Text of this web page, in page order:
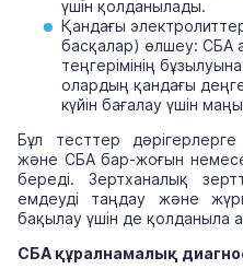
үшін қолданылады.
Қандағы
басқалар) өлшеу: СБА
теңгерімінің
олардың қандағы
күйін бағалау үшін
Бұл тесттер
және СБА бар-жоғын немесе
береді. Зертханалық
емдеуді таңдау және
бақылау үшін де қолданыла
СБА құралнамалық